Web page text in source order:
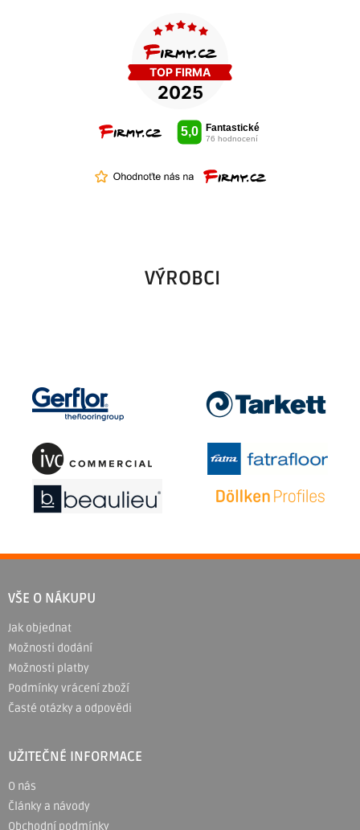
VÝROBCI
á
a
VŠE O NÁKUPU
Jak objednat
Možnosti dodání
Možnosti platby
Podmínky vrácení zboží
Časté otázky a odpovědi
UŽITEČNÉ INFORMACE
O nás
Články a návody
Obchodní podmínky